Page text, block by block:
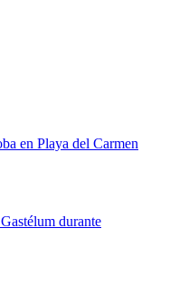
en Playa del Carmen
durante